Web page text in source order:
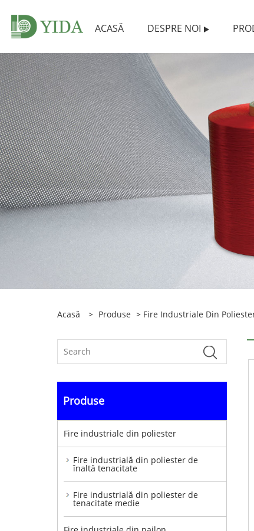
ACASĂ DESPRE NOI
Acasă > Produse > Fire Industriale Din
Produse
Fire industriale din poliester
Fire industrială din poliester de
înaltă tenacitate
Fire industrială din poliester de
tenacitate medie